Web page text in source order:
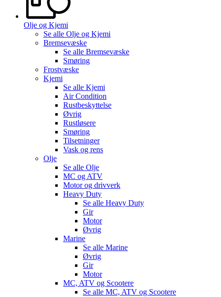
Olje og Kjemi
Se alle Olje og Kjemi
Bremsevæske
Se alle Bremsevæske
Smøring
Frostvæske
Kjemi
Se alle Kjemi
Air Condition
Rustbeskyttelse
Øvrig
Rustløsere
Smøring
Tilsetninger
Vask og rens
Olje
Se alle Olje
MC og ATV
Motor og drivverk
Heavy Duty
Se alle Heavy Duty
Gir
Motor
Øvrig
Marine
Se alle Marine
Øvrig
Gir
Motor
MC, ATV og Scootere
Se alle MC, ATV og Scootere